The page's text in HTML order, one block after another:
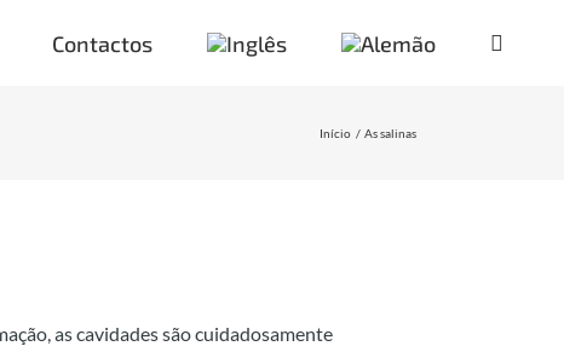
Contactos
Início As salinas
as cavidades são cuidadosamente